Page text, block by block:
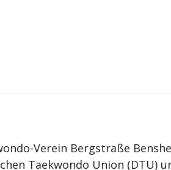
Verein Bergstraße
Taekwondo Union (DTU)